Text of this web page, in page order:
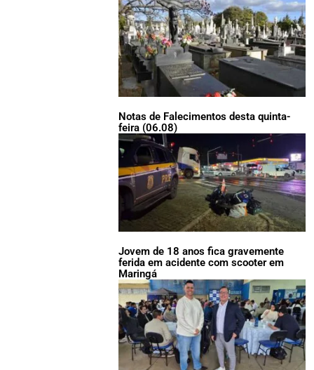
Notas de Falecimentos desta quinta-
feira (06.08)
Jovem de 18 anos fica gravemente
ferida em acidente com scooter em
Maringá